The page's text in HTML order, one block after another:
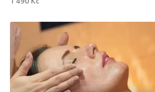
celkovou přestavbu a regeneraci pokožky.